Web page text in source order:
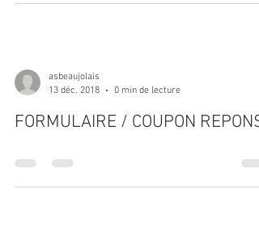
asbeaujolais
FORMULAIRE / COUPON